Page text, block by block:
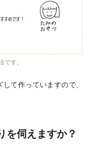
す。
て作っていますので、
を伺えますか？